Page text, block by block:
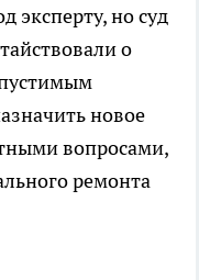
эксперту, но суд
о
новое
вопросами,
ремонта